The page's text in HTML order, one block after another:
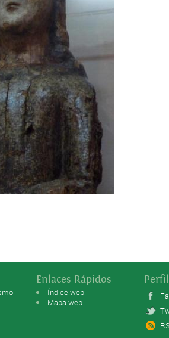
Enlaces Rápidos
Índice web
Mapa web